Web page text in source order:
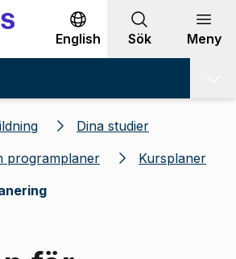
till innehållet
English Sök Meny
Dina studier
programplaner
Kursplaner